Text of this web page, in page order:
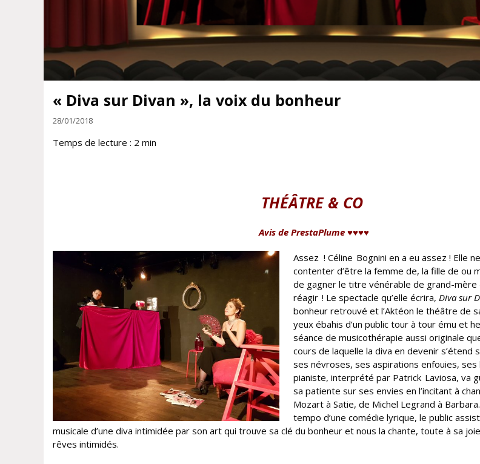
« Diva sur Divan », la voix du bonheur
28/01/2018
Temps de lecture : 2 min
THÉÂTRE & CO
Avis de PrestaPlume ♥♥♥♥
Assez ! Céline Bognini en a eu assez ! Elle
contenter d’être la femme de, la fille de ou
de gagner le titre vénérable de grand-mère
réagir ! Le spectacle qu’elle écrira, Diva sur
bonheur retrouvé et l’Aktéon le théâtre de
yeux ébahis d’un public tour à tour ému et
séance de musicothérapie aussi originale
cours de laquelle la diva en devenir s’étend
ses névroses, ses aspirations enfouies, ses
pianiste, interprété par Patrick Laviosa, va
sa patiente sur ses envies en l’incitant à
Mozart à Satie, de Michel Legrand à
tempo d’une comédie lyrique, le public
musicale d’une diva intimidée par son art qui trouve sa clé du bonheur et nous la chante, toute à sa
rêves intimidés.